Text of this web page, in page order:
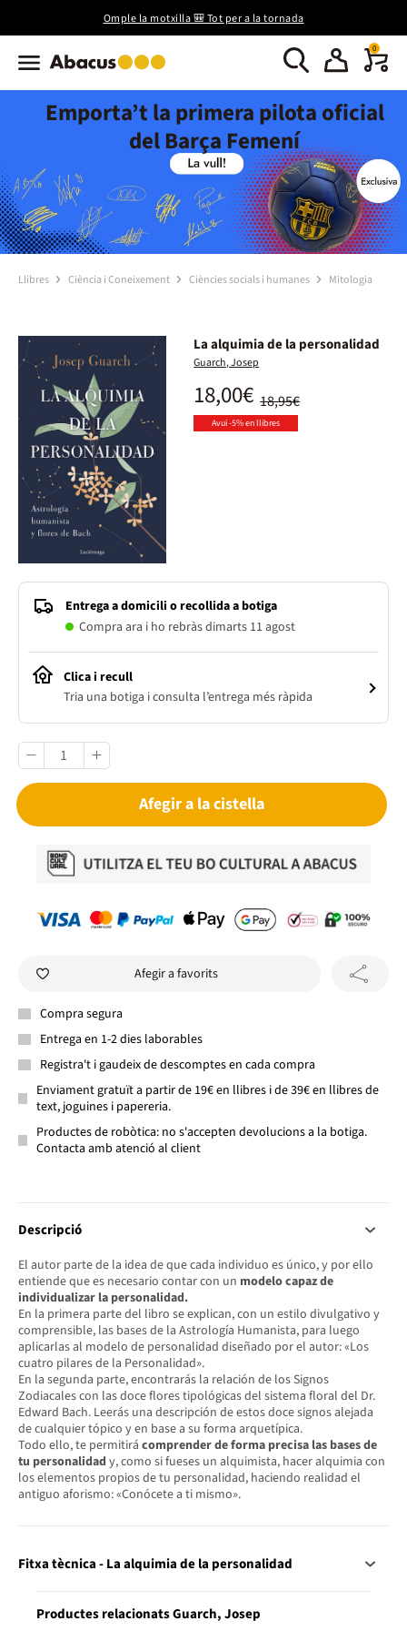
Omple la motxilla 🎒 Tot per a la tornada
0
Emporta’t la primera pilota oficial
del Barça Femení
Llibres Ciència i Coneixement Ciències socials i humanes Mitologia
La alquimia de la personalidad
Guarch, Josep
18,95€
18,00€
Avui -5% en llibres
Entrega a domicili o recollida a botiga
Compra ara i ho rebràs dimarts 11 agost
Clica i recull
Tria una botiga i consulta l’entrega més ràpida
Afegir a la cistella
Afegir a favorits
Compra segura
Entrega en 1-2 dies laborables
Registra't i gaudeix de descomptes en cada compra
Enviament gratuït a partir de 19€ en llibres i de 39€ en llibres de
text, joguines i papereria.
Productes de robòtica: no s'accepten devolucions a la botiga.
Contacta amb atenció al client
Descripció
El autor parte de la idea de que cada individuo es único, y por ello
entiende que es necesario contar con un modelo capaz de
individualizar la personalidad.
En la primera parte del libro se explican, con un estilo divulgativo y
comprensible, las bases de la Astrología Humanista, para luego
aplicarlas al modelo de personalidad diseñado por el autor: «Los
cuatro pilares de la Personalidad».
En la segunda parte, encontrarás la relación de los Signos
Zodiacales con las doce flores tipológicas del sistema floral del Dr.
Edward Bach. Leerás una descripción de estos doce signos alejada
de cualquier tópico y en base a su forma arquetípica.
Todo ello, te permitirá comprender de forma precisa las bases de
tu personalidad y, como si fueses un alquimista, hacer alquimia con
los elementos propios de tu personalidad, haciendo realidad el
antiguo aforismo: «Conócete a ti mismo».
Fitxa tècnica - La alquimia de la personalidad
Productes relacionats Guarch, Josep